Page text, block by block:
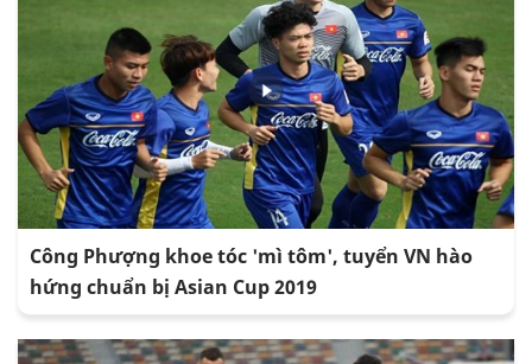
Công Phượng khoe tóc 'mì tôm', tuyển VN hào
hứng chuẩn bị Asian Cup 2019